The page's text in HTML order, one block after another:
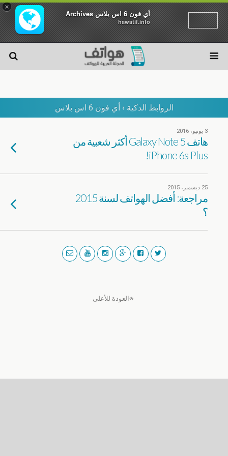
×
أي فون 6 اس بلاس Archives
hawatif.info
الروابط الذكية › أي فون 6 اس بلاس
3 يونيو، 2016
هاتف Galaxy Note 5 أكثر شعبية من
iPhone 6s Plus!
25 ديسمبر، 2015
مراجعة: أفضل الهواتف لسنة 2015
؟
العودة للأعلى